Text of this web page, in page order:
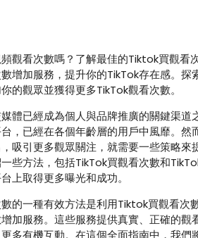
觀看次數嗎？了解最佳的Tiktok買觀看
增加服務，提升你的TikTok存在感。探
的觀眾並獲得更多TikTok觀看次數。
體已經成為個人與品牌推廣的關鍵渠道
，已經在各個年齡層的用戶中風靡。然
吸引更多觀眾關注，就需要一些策略來
些方法，包括TikTok買觀看次數和
上取得更多曝光和成功。
的一種有效方法是利用Tiktok買觀看次
加服務。這些服務提供真實、正確的觀
多有機互動。在這個全面指南中，我們